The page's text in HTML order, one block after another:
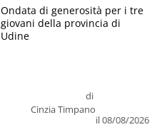
di
Cinzia Timpano
il 08/08/2026
Ondata di generosità per i tre
giovani della provincia di
Udine